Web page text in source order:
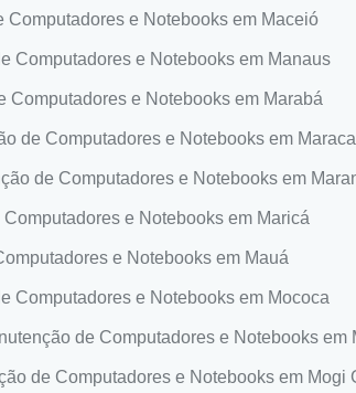
Computadores e Notebooks em Maceió
Computadores e Notebooks em Manaus
Computadores e Notebooks em Marabá
de Computadores e Notebooks em
de Computadores e Notebooks em
e Notebooks em Maricá
e Notebooks em Mauá
Computadores e Notebooks em Mococa
de Computadores e Notebooks em
de Computadores e Notebooks em Mogi